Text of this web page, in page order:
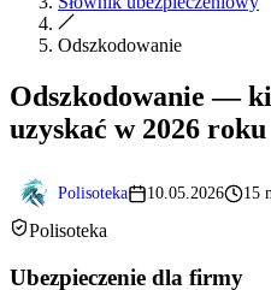
Odszkodowanie
Odszkodowanie —
uzyskać w 2026 roku
Polisoteka 10.05.2026 15
Polisoteka
Ubezpieczenie dla firmy